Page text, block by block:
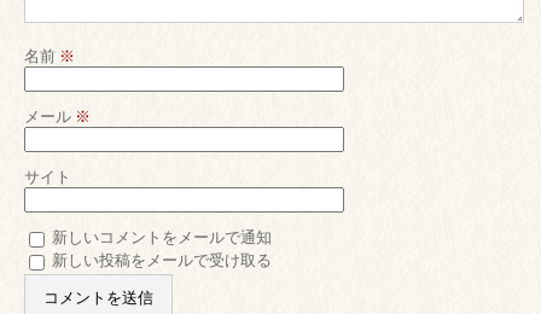
名前 ※
メール ※
サイト
新しいコメントをメールで通知
新しい投稿をメールで受け取る